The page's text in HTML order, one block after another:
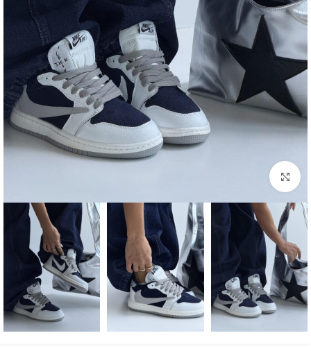
بزرگنمایی تصویر